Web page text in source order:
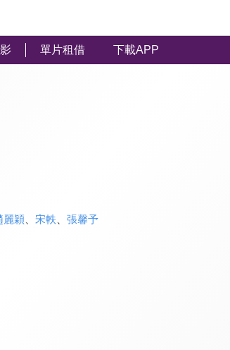
單片租借 下載APP
麗穎 宋軼 張馨予